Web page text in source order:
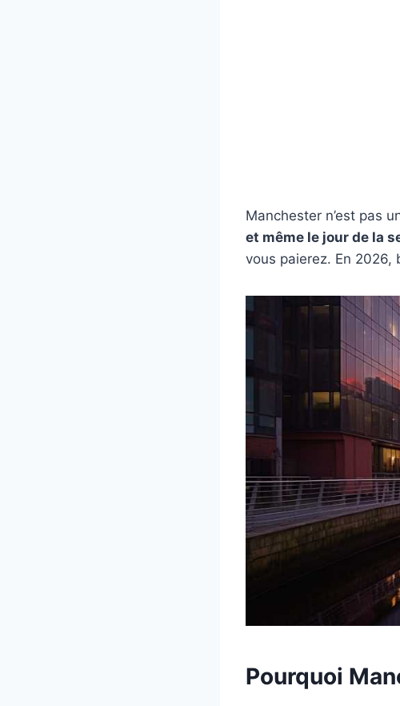
Manchester n’est pas
et même le jour de la
vous paierez. En 2026,
Pourquoi